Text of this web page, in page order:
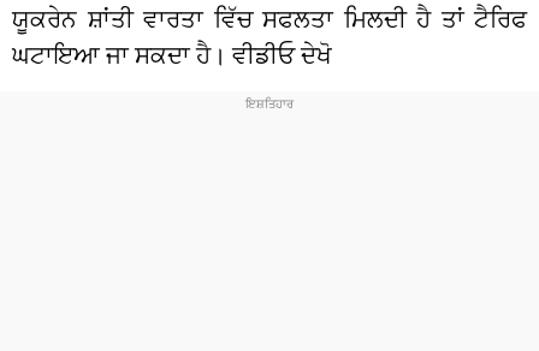
ਯੂਕਰੇਨ ਸ਼ਾਂਤੀ ਵਾਰਤਾ ਵਿੱਚ ਸਫਲਤਾ ਮਿਲਦੀ ਹੈ ਤਾਂ ਟੈਰਿਫ
ਘਟਾਇਆ ਜਾ ਸਕਦਾ ਹੈ। ਵੀਡੀਓ ਦੇਖੋ